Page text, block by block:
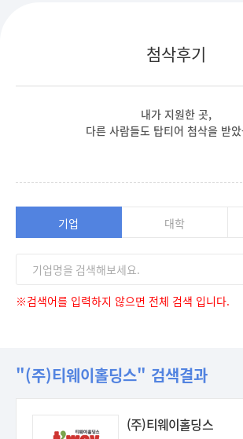
첨삭후기
내가 지원한 곳,
다른 사람들도 탑티어 첨삭을 받
기업 대학
※검색어를 입력하지 않으면 전체 검색 입니다.
"(주)티웨이홀딩스" 검색결과
(주)티웨이홀딩스